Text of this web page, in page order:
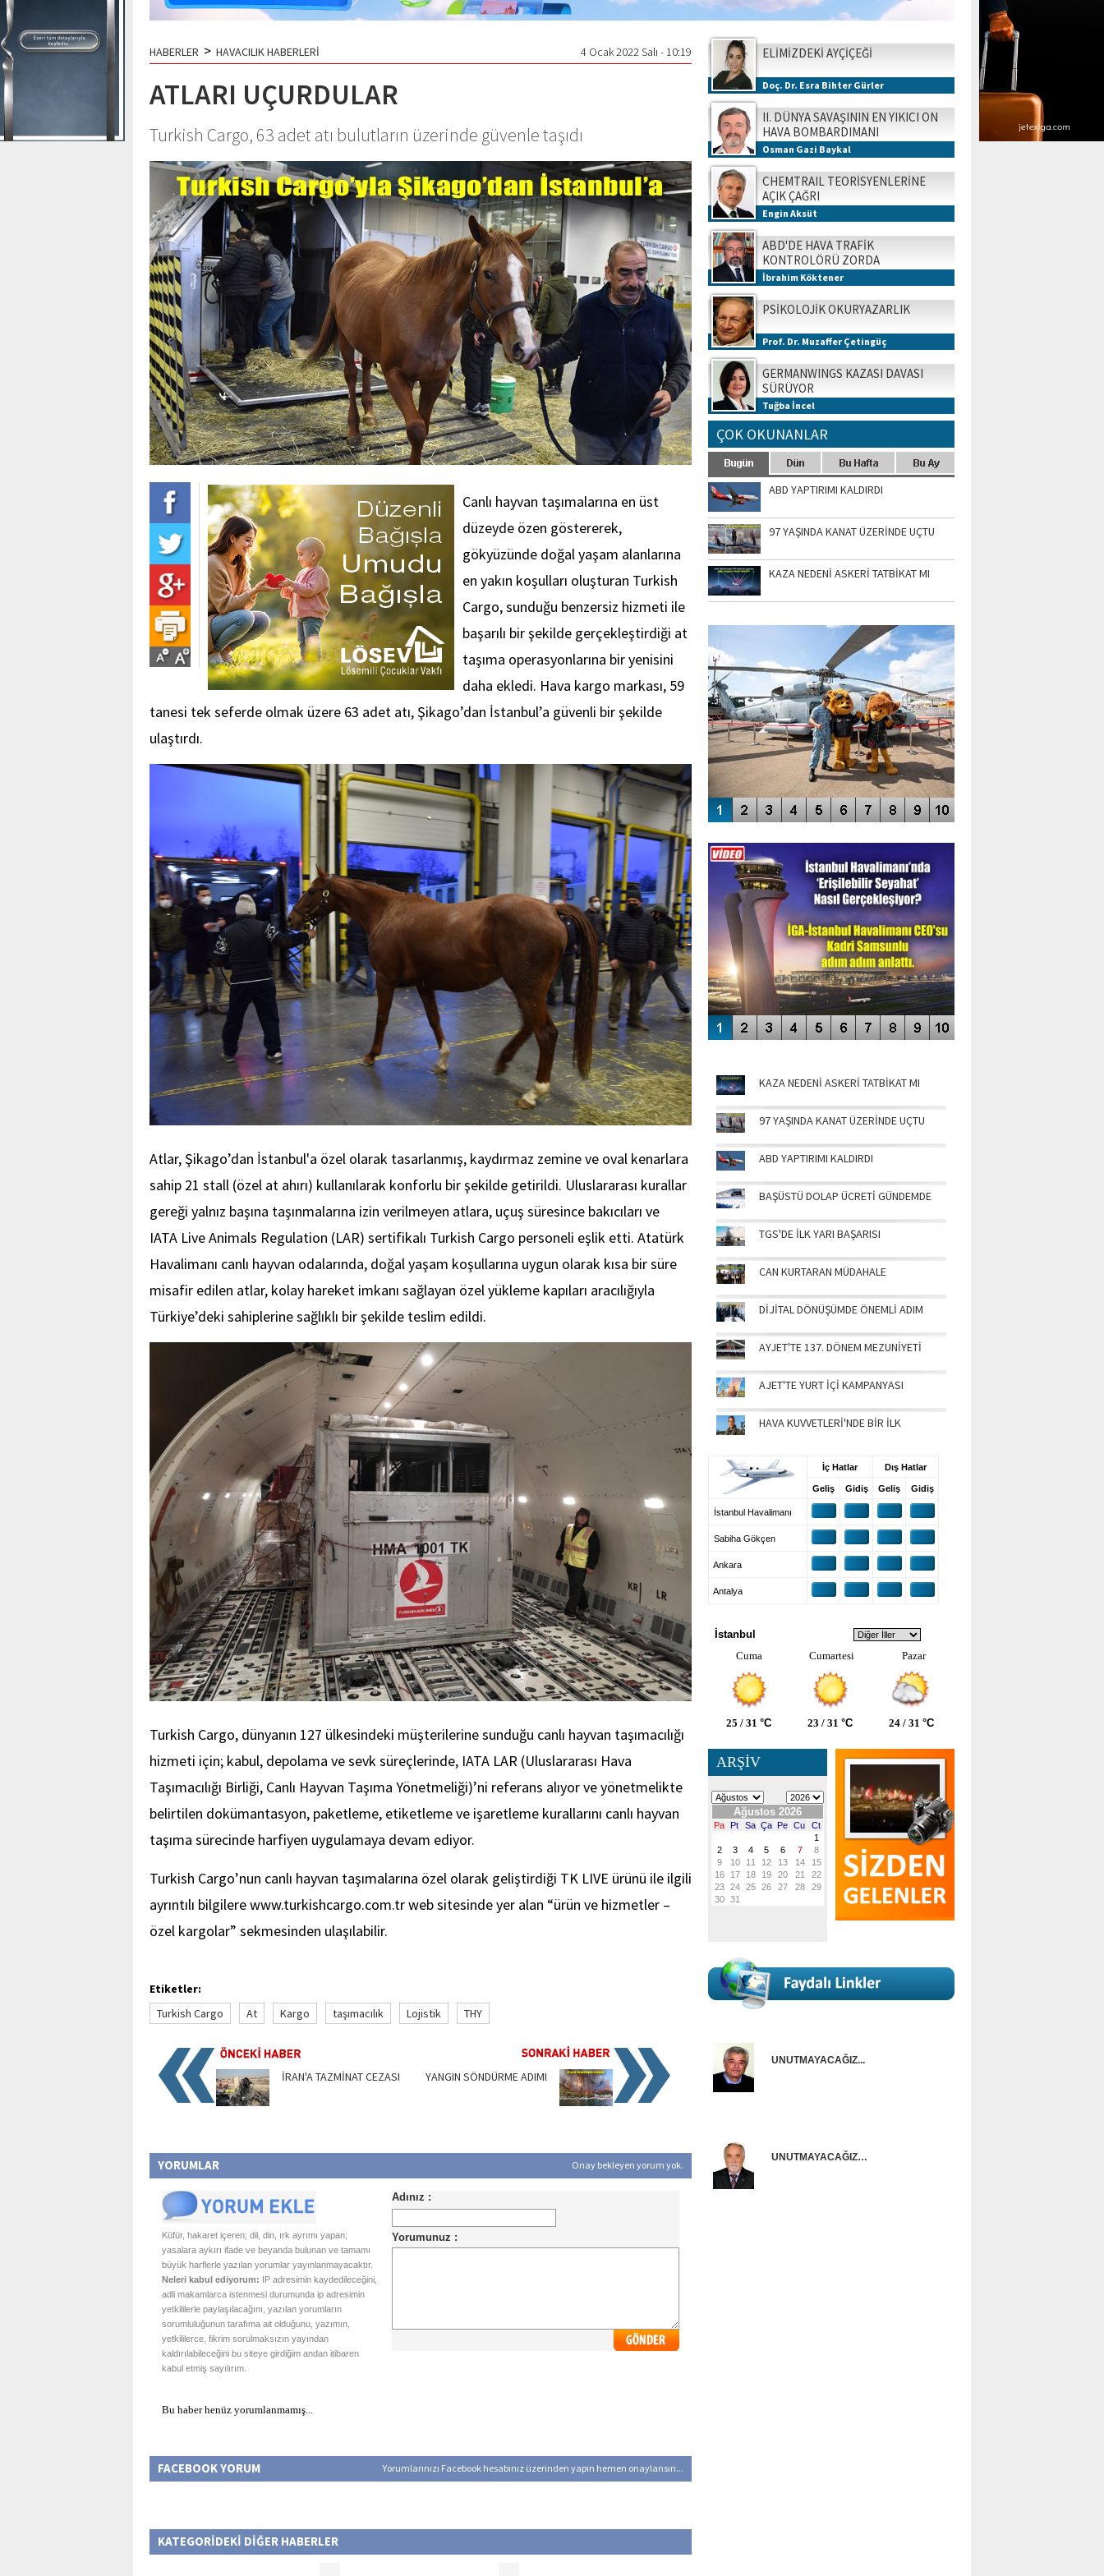
HABERLER > HAVACILIK HABERLERİ 4 Ocak 2022 Salı - 10:19
ATLARI UÇURDULAR
Turkish Cargo, 63 adet atı bulutların üzerinde güvenle taşıdı
Canlı hayvan taşımalarına en üst
düzeyde özen göstererek,
gökyüzünde doğal yaşam alanlarına
en yakın koşulları oluşturan Turkish
Cargo, sunduğu benzersiz hizmeti ile
başarılı bir şekilde gerçekleştirdiği at
taşıma operasyonlarına bir yenisini
daha ekledi. Hava kargo markası, 59
tanesi tek seferde olmak üzere 63 adet atı, Şikago’dan İstanbul’a güvenli bir şekilde
ulaştırdı.
Atlar, Şikago’dan İstanbul'a özel olarak tasarlanmış, kaydırmaz zemine ve oval kenarlara
sahip 21 stall (özel at ahırı) kullanılarak konforlu bir şekilde getirildi. Uluslararası kurallar
gereği yalnız başına taşınmalarına izin verilmeyen atlara, uçuş süresince bakıcıları ve
IATA Live Animals Regulation (LAR) sertifikalı Turkish Cargo personeli eşlik etti. Atatürk
Havalimanı canlı hayvan odalarında, doğal yaşam koşullarına uygun olarak kısa bir süre
misafir edilen atlar, kolay hareket imkanı sağlayan özel yükleme kapıları aracılığıyla
Türkiye’deki sahiplerine sağlıklı bir şekilde teslim edildi.
Turkish Cargo, dünyanın 127 ülkesindeki müşterilerine sunduğu canlı hayvan taşımacılığı
hizmeti için; kabul, depolama ve sevk süreçlerinde, IATA LAR (Uluslararası Hava
Taşımacılığı Birliği, Canlı Hayvan Taşıma Yönetmeliği)’ni referans alıyor ve yönetmelikte
belirtilen dokümantasyon, paketleme, etiketleme ve işaretleme kurallarını canlı hayvan
taşıma sürecinde harfiyen uygulamaya devam ediyor.
Turkish Cargo’nun canlı hayvan taşımalarına özel olarak geliştirdiği TK LIVE ürünü ile ilgili
ayrıntılı bilgilere www.turkishcargo.com.tr web sitesinde yer alan “ürün ve hizmetler –
özel kargolar” sekmesinden ulaşılabilir.
Etiketler:
Turkish Cargo
At Kargo taşımacılık Lojistik THY
İRAN'A TAZMİNAT CEZASI YANGIN SÖNDÜRME ADIMI
YORUMLAR Onay bekleyen yorum yok.
Küfür, hakaret içeren; dil, din, ırk ayrımı yapan;
yasalara aykırı ifade ve beyanda bulunan ve tamamı
büyük harflerle yazılan yorumlar yayınlanmayacaktır.
Neleri kabul ediyorum: IP adresimin kaydedileceğini,
adli makamlarca istenmesi durumunda ip adresimin
yetkililerle paylaşılacağını, yazılan yorumların
sorumluluğunun tarafıma ait olduğunu, yazımın,
yetkililerce, fikrim sorulmaksızın yayından
kaldırılabileceğini bu siteye girdiğim andan itibaren
kabul etmiş sayılırım.
Bu haber henüz yorumlanmamış...
FACEBOOK YORUM Yorumlarınızı Facebook hesabınız üzerinden yapın hemen onaylansın...
KATEGORİDEKİ DİĞER HABERLER
ELİMİZDEKİ AYÇİÇEĞİ
Doç. Dr. Esra Bihter Gürler
II. DÜNYA SAVAŞININ EN YIKICI ON
HAVA BOMBARDIMANI
Osman Gazi Baykal
CHEMTRAIL TEORİSYENLERİNE
AÇIK ÇAĞRI
Engin Aksüt
ABD'DE HAVA TRAFİK
KONTROLÖRÜ ZORDA
İbrahim Köktener
PSİKOLOJİK OKURYAZARLIK
Prof. Dr. Muzaffer Çetingüç
GERMANWINGS KAZASI DAVASI
SÜRÜYOR
Tuğba İncel
ÇOK OKUNANLAR
ABD YAPTIRIMI KALDIRDI
97 YAŞINDA KANAT ÜZERİNDE UÇTU
KAZA NEDENİ ASKERİ TATBİKAT MI
SİNGAPUR AIRSHOW-2020
ENGELLERİN AŞILDIĞI HAVALİMANI
KAZA NEDENİ ASKERİ TATBİKAT MI
97 YAŞINDA KANAT ÜZERİNDE UÇTU
ABD YAPTIRIMI KALDIRDI
BAŞÜSTÜ DOLAP ÜCRETİ GÜNDEMDE
TGS'DE İLK YARI BAŞARISI
CAN KURTARAN MÜDAHALE
DİJİTAL DÖNÜŞÜMDE ÖNEMLİ ADIM
AYJET'TE 137. DÖNEM MEZUNİYETİ
AJET'TE YURT İÇİ KAMPANYASI
HAVA KUVVETLERİ'NDE BİR İLK
İç Hatlar Dış Hatlar
Geliş Gidiş Geliş Gidiş
İstanbul Havalimanı
Sabiha Gökçen
Ankara
Antalya
İstanbul
Cuma
Cumartesi Pazar
25 / 31 °C 23 / 31 °C 24 / 31 °C
ARŞİV
UNUTMAYACAĞIZ...
UNUTMAYACAĞIZ…